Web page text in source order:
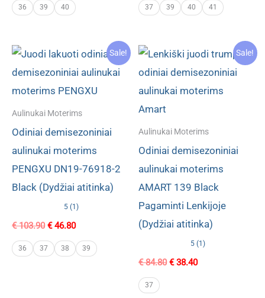
was:
€ 104.90.
is:
36 39 40
was:
€ 93.80.
is:
€ 49.80.
37 39 40 41
Sale!
Aulinukai Moterims
Odiniai demisezoniniai
aulinukai moterims
PENGXU DN19-76918-2
Black (Dydžiai atitinka)
5 (1)
€103.90 Original
was:
€ 103.90.
€46.80Current
is:
€ 46.80.
36 37 38 39
Sale!
Aulinukai Moterims
Odiniai demisezoniniai
aulinukai moterims
AMART 139 Black
Pagaminti Lenkijoje
(Dydžiai atitinka)
5 (1)
€84.80 Original
€38.40Current
37